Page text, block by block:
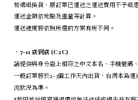
若遇退換貨，原訂單已運送之運送費用不予退
運送金額依地點及重量等計算。
運送速度將依照所選的方案有所不同。
．7-11 店到店 (C2C)
請提供與身分證上相符之中文本名、手機號碼
一般訂單將於2-3個工作天內出貨，台灣本島
流狀況為準。